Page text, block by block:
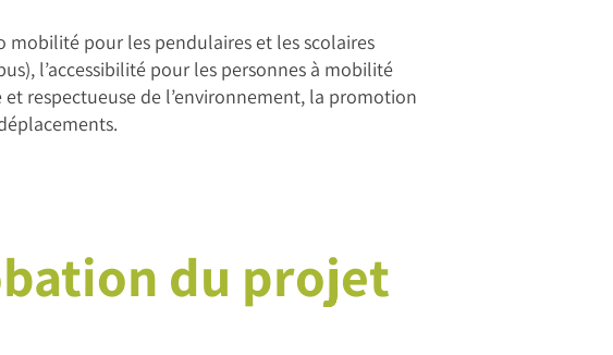
mobilité pour les pendulaires et les scolaires
l’accessibilité pour les personnes à mobilité
respectueuse de l’environnement, la promotion
du projet